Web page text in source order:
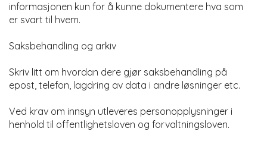
informasjonen kun for å kunne dokumentere hva som
er svart til hvem.
Saksbehandling og arkiv
Skriv litt om hvordan dere gjør saksbehandling på
epost, telefon, lagdring av data i andre løsninger etc.
Ved krav om innsyn utleveres personopplysninger i
henhold til offentlighetsloven og forvaltningsloven.